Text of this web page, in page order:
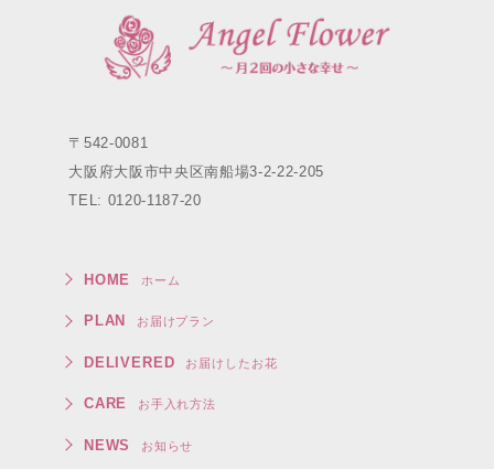
〒542-0081
大阪府大阪市中央区南船場3-2-22-205
TEL: 0120-1187-20
HOME ホーム
PLAN お届けプラン
DELIVERED お届けしたお花
CARE お手入れ方法
NEWS お知らせ